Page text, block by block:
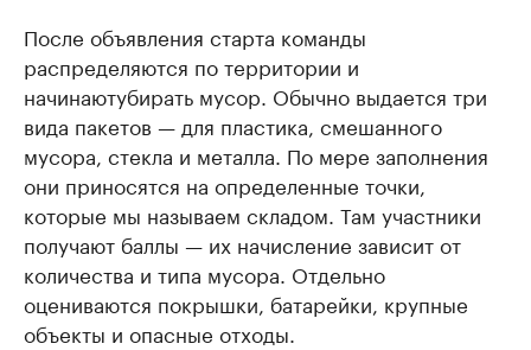
После объявления старта команды
распределяются по территории и
начинаютубирать мусор. Обычно выдается три
вида пакетов — для пластика, смешанного
мусора, стекла и металла. По мере заполнения
они приносятся на определенные точки,
которые мы называем складом. Там участники
получают баллы — их начисление зависит от
количества и типа мусора. Отдельно
оцениваются покрышки, батарейки, крупные
объекты и опасные отходы.